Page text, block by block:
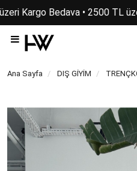
Kargo Bedava • 2500 TL
Ana Sayfa DIŞ GİYİM